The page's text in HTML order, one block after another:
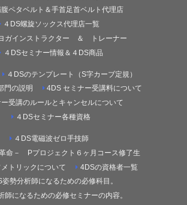
ペタベルト＆手首足首ベルト代理店
４DS螺旋ソックス代理店一覧
ガインストラクター ＆ トレーナー
４DSセミナー情報＆４DS商品
４DSのテンプレート（S字カーブ定規）
門の説明
4DS セミナー受講料について
ー受講のルールとキャンセルについて
４DSセミナー各種資格
４DS電磁波ゼロ手技師
命－ Pプロジェクト６ヶ月コース修了生
トリックについて
4DSの資格者一覧
姿勢分析師になるための必修科目。
師になるための必修セミナーの内容。